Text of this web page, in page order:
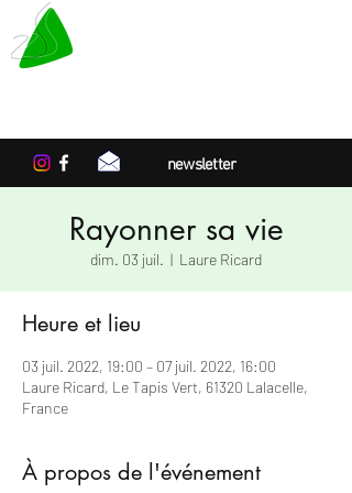
newsletter
Rayonner sa vie
dim. 03 juil.
  |
Laure Ricard
Heure et lieu
03 juil. 2022, 19:00 – 07 juil. 2022, 16:00
Laure Ricard, Le Tapis Vert, 61320 Lalacelle,
France
À propos de l'événement